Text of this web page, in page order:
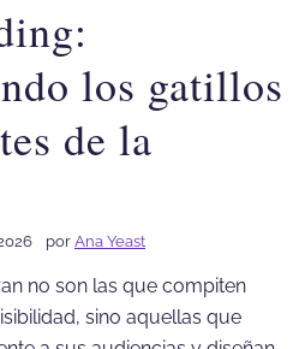
los gatillos
de la
por Ana Yeast
no son las que compiten
sino aquellas que